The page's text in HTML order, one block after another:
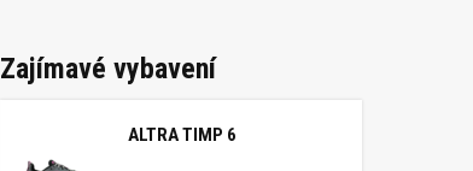
Zajímavé vybavení
ALTRA TIMP 6